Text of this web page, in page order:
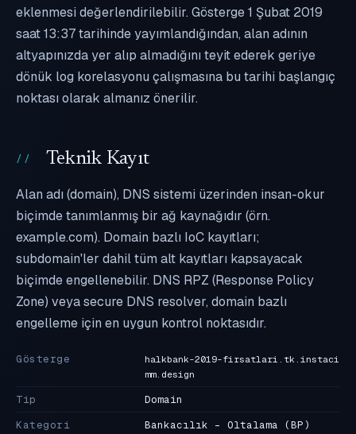
eklenmesi değerlendirilebilir. Gösterge 1 Şubat 2019
saat 13:37 tarihinde yayımlandığından, alan adının
altyapınızda yer alıp almadığını teyit ederek geriye
dönük log korelasyonu çalışmasına bu tarihi başlangıç
noktası olarak almanız önerilir.
Teknik Kayıt
Alan adı (domain), DNS sistemi üzerinden insan-okur
biçimde tanımlanmış bir ağ kaynağıdır (örn.
example.com). Domain bazlı IoC kayıtları;
subdomain'ler dahil tüm alt kayıtları kapsayacak
biçimde engellenebilir. DNS RPZ (Response Policy
Zone) veya secure DNS resolver, domain bazlı
engelleme için en uygun kontrol noktasıdır.
Gösterge
halkbank-2019-firsatlari.tk.instaci
mm.design
Tip
Domain
Kategori
Bankacılık - Oltalama (BP)